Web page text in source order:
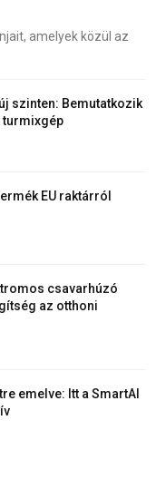
amelyek közül az
szinten: Bemutatkozik
turmixgép
EU raktárról
csavarhúzó
az otthoni
emelve: Itt a SmartAI